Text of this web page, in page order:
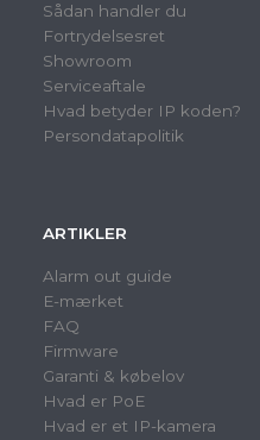
Sådan handler du
Fortrydelsesret
Showroom
Serviceaftale
Hvad betyder IP koden?
Persondatapolitik
ARTIKLER
Alarm out guide
E-mærket
FAQ
Firmware
Garanti & købelov
Hvad er PoE
Hvad er et IP-kamera